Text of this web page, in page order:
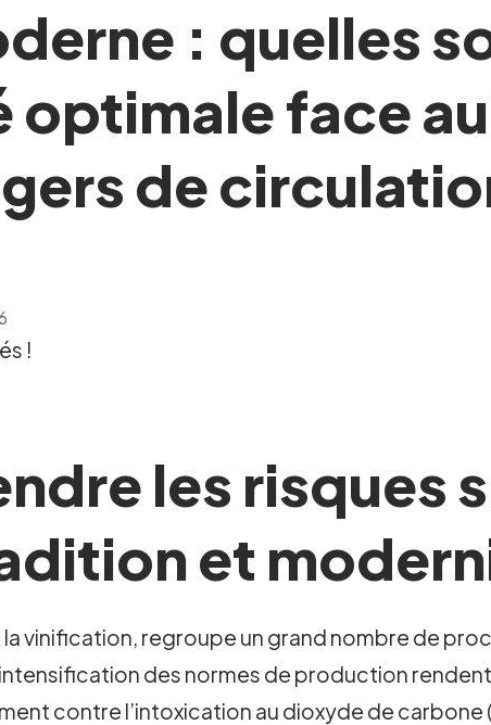
: quelles
face
de
!
les risques
et
la vinification, regroupe un grand nombre de
des normes de production
contre l’intoxication au dioxyde de carbone